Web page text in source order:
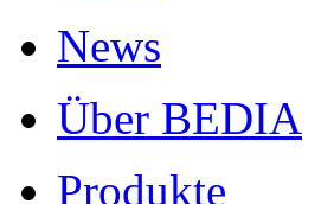
News
Über BEDIA
Produkte